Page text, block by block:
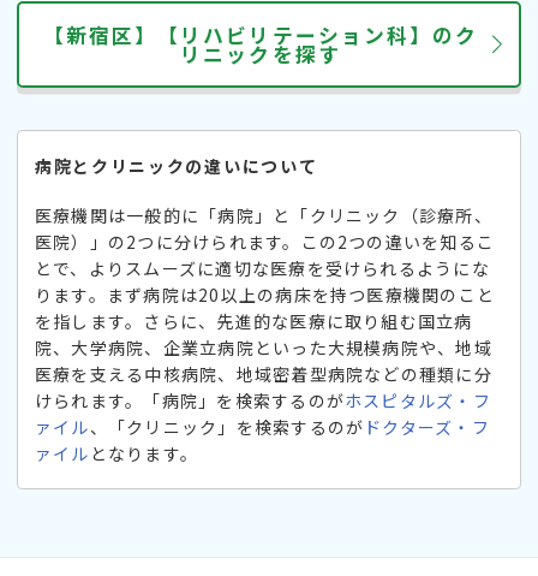
【新宿区】【リハビリテーション科】のク
リニックを探す
病院とクリニックの違いについて
医療機関は一般的に「病院」と「クリニック（診療所、
医院）」の2つに分けられます。この2つの違いを知るこ
とで、よりスムーズに適切な医療を受けられるようにな
ります。まず病院は20以上の病床を持つ医療機関のこと
を指します。さらに、先進的な医療に取り組む国立病
院、大学病院、企業立病院といった大規模病院や、地域
医療を支える中核病院、地域密着型病院などの種類に分
けられます。「病院」を検索するのがホスピタルズ・フ
ァイル、「クリニック」を検索するのが ドクターズ・フ
ァイル となります。